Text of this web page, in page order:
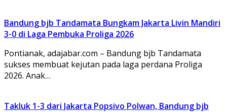
Bandung bjb Tandamata Bungkam Jakarta Livin Mandiri
3-0 di Laga Pembuka Proliga 2026
Pontianak, adajabar.com – Bandung bjb Tandamata
sukses membuat kejutan pada laga perdana Proliga
2026. Anak…
Takluk 1-3 dari Jakarta Popsivo Polwan, Bandung bjb